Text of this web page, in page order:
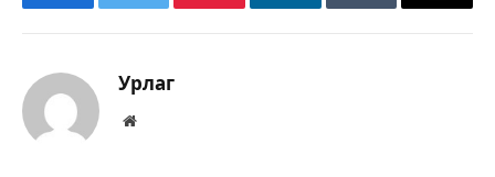
FacebookTwitter Pinterest LinkedInTumblr Имэйл
Урлаг
Вэбсайт